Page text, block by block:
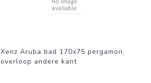
Xenz Aruba bad 170x75 pergamon,
overloop andere kant